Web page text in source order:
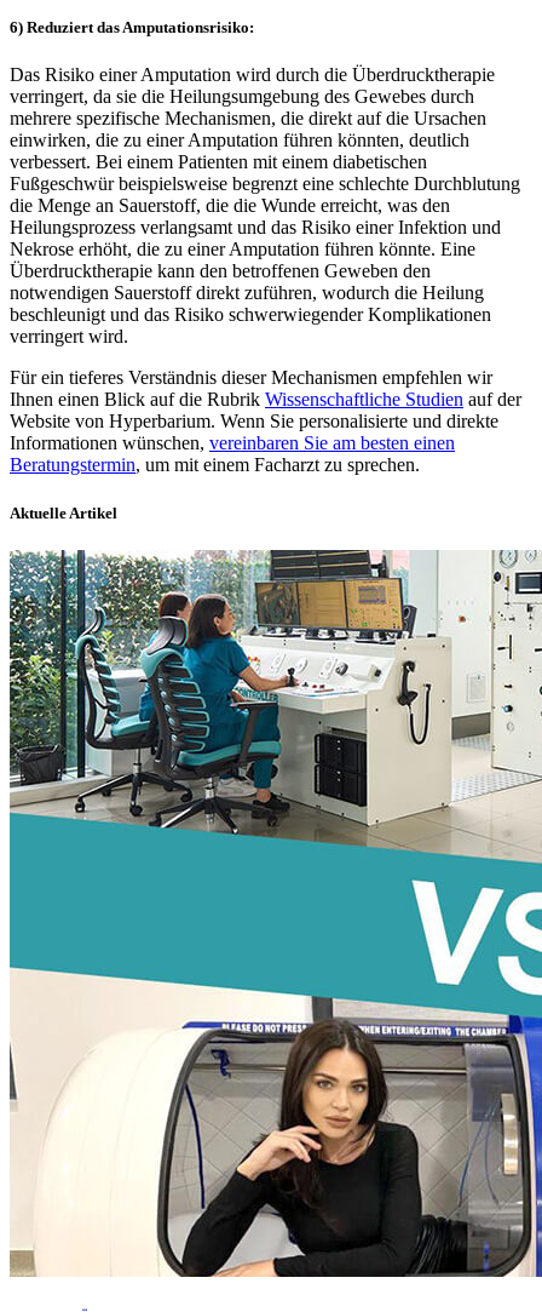
6) Reduziert das Amputationsrisiko:
Das Risiko einer Amputation wird durch die Überdrucktherapie
verringert, da sie die Heilungsumgebung des Gewebes durch
mehrere spezifische Mechanismen, die direkt auf die Ursachen
einwirken, die zu einer Amputation führen könnten, deutlich
verbessert. Bei einem Patienten mit einem diabetischen
Fußgeschwür beispielsweise begrenzt eine schlechte Durchblutung
die Menge an Sauerstoff, die die Wunde erreicht, was den
Heilungsprozess verlangsamt und das Risiko einer Infektion und
Nekrose erhöht, die zu einer Amputation führen könnte. Eine
Überdrucktherapie kann den betroffenen Geweben den
notwendigen Sauerstoff direkt zuführen, wodurch die Heilung
beschleunigt und das Risiko schwerwiegender Komplikationen
verringert wird.
Für ein tieferes Verständnis dieser Mechanismen empfehlen wir
Ihnen einen Blick auf die Rubrik Wissenschaftliche Studien auf der
Website von Hyperbarium. Wenn Sie personalisierte und direkte
Informationen wünschen, vereinbaren Sie am besten einen
Beratungstermin, um mit einem Facharzt zu sprechen.
Aktuelle Artikel